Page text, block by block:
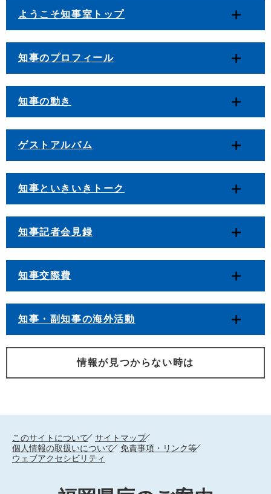
ようこそ知事室トップ
知事のプロフィール
知事の動き
ゲストアルバム
知事といきいきトーク
知事記者会見録
知事交際費
知事・副知事の海外活動
情報が見つからない時は
このサイトについて
サイトマップ
個人情報の取扱いについて
免責事項・リンク等
ウェブアクセシビリティ